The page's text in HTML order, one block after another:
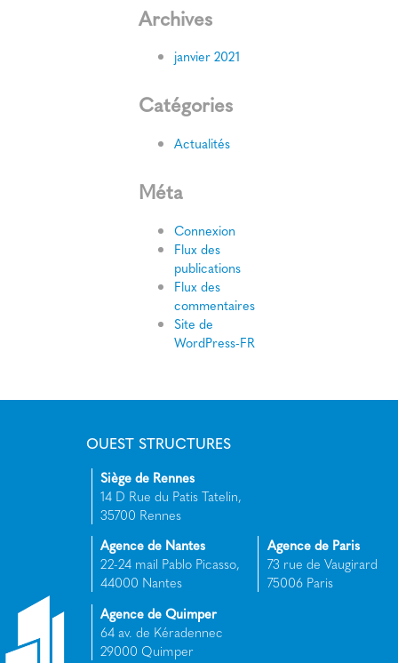
Archives
janvier 2021
Catégories
Actualités
Méta
Connexion
Flux des
publications
Flux des
commentaires
Site de
WordPress-FR
OUEST STRUCTURES
Siège de Rennes
14 D Rue du Patis Tatelin,
35700 Rennes
Agence de Nantes
22-24 mail Pablo Picasso,
44000 Nantes
Agence de Paris
73 rue de Vaugirard
75006 Paris
Agence de Quimper
64 av. de Kéradennec
29000 Quimper